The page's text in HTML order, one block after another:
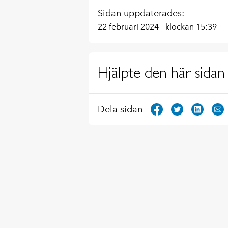
Sidan uppdaterades:
22 februari 2024 klockan 15:39
Hjälpte den här sidan
Dela sidan